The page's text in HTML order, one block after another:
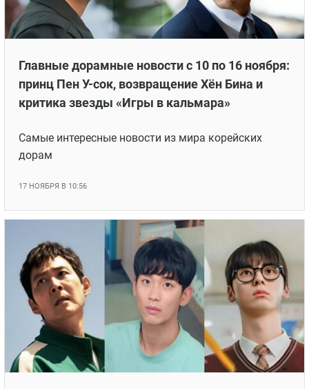
Главные дорамные новости с 10 по 16 ноября:
принц Пен У-сок, возвращение Хён Бина и
критика звезды «Игры в кальмара»
Самые интересные новости из мира корейских
дорам
17 НОЯБРЯ В 10:56